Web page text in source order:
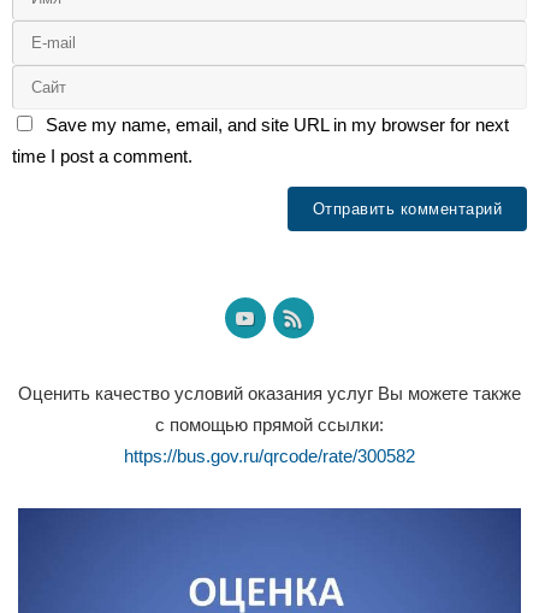
Save my name, email, and site URL in my browser for next
time I post a comment.
Оценить качество условий оказания услуг Вы можете также
с помощью прямой ссылки:
https://bus.gov.ru/qrcode/rate/300582